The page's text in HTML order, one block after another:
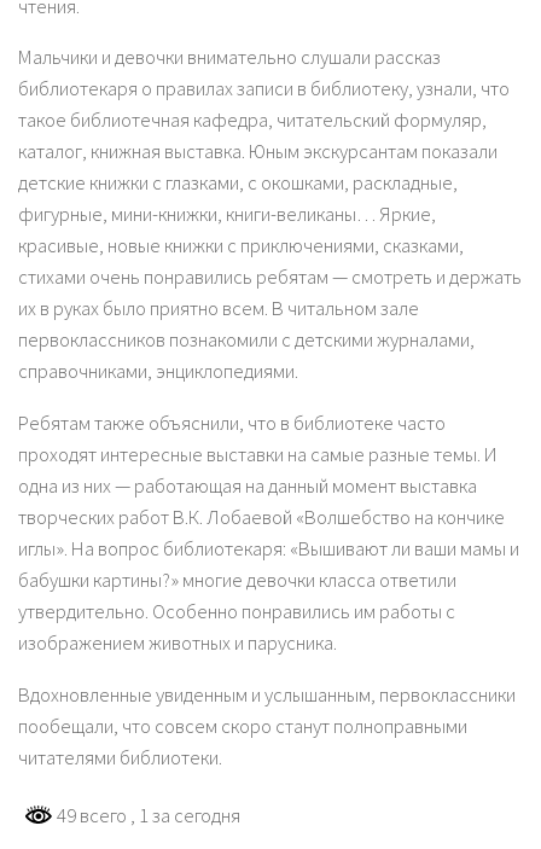
чтения.
Мальчики и девочки внимательно слушали рассказ
библиотекаря о правилах записи в библиотеку, узнали, что
такое библиотечная кафедра, читательский формуляр,
каталог, книжная выставка. Юным экскурсантам показали
детские книжки с глазками, с окошками, раскладные,
фигурные, мини-книжки, книги-великаны… Яркие,
красивые, новые книжки с приключениями, сказками,
стихами очень понравились ребятам — смотреть и держать
их в руках было приятно всем. В читальном зале
первоклассников познакомили с детскими журналами,
справочниками, энциклопедиями.
Ребятам также объяснили, что в библиотеке часто
проходят интересные выставки на самые разные темы. И
одна из них — работающая на данный момент выставка
творческих работ В.К. Лобаевой «Волшебство на кончике
иглы». На вопрос библиотекаря: «Вышивают ли ваши мамы и
бабушки картины?» многие девочки класса ответили
утвердительно. Особенно понравились им работы с
изображением животных и парусника.
Вдохновленные увиденным и услышанным, первоклассники
пообещали, что совсем скоро станут полноправными
читателями библиотеки.
49 всего , 1 за сегодня